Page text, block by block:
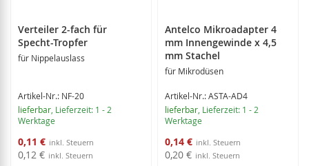
Verteiler 2-fach für
Specht-Tropfer
für Nippelauslass
Artikel-Nr.: NF-20
lieferbar , Lieferzeit: 1 - 2
Werktage
Sonderangebot
0,11 €
0,12 €
Antelco Mikroadapter 4
mm Innengewinde x 4,5
mm Stachel
für Mikrodüsen
Artikel-Nr.: ASTA-AD4
lieferbar , Lieferzeit: 1 - 2
Werktage
Sonderangebot
0,14 €
0,20 €